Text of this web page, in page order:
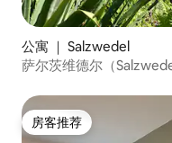
公寓 ｜ Salzwedel
萨尔茨维德尔（
房客推荐
房客推荐